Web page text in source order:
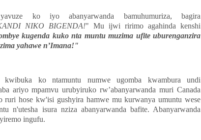
ko iyo abanyarwanda bamuhumuriza, bagira
NIKO BIGENDA!" Mu ijwi ririmo agahinda kenshi
kugenda kuko nta muntu muzima ufite uburenganzira
yahawe n’Imana!"
kwibuka ko ntamuntu numwe ugomba kwambura undi
ariyo mpamvu urubyiruko rw’abanyarwanda muri Canada
ruri hose kw'isi gushyira hamwe mu kurwanya umuntu wese
n'utesha isura nziza abanyarwanda bafite. Abanyarwanda
ingufu.